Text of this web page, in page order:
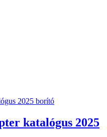
katalógus 2025